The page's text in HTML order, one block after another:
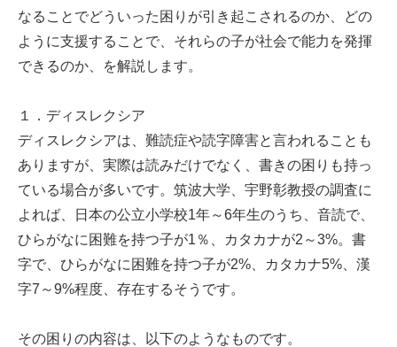
なることでどういった困りが引き起こされるのか、どの
ように支援することで、それらの子が社会で能力を発揮
できるのか、を解説します。
１．ディスレクシア
ディスレクシアは、難読症や読字障害と言われることも
ありますが、実際は読みだけでなく、書きの困りも持っ
ている場合が多いです。筑波大学、宇野彰教授の調査に
よれば、日本の公立小学校1年～6年生のうち、音読で、
ひらがなに困難を持つ子が1％、カタカナが2～3%。書
字で、ひらがなに困難を持つ子が2%、カタカナ5%、漢
字7～9%程度、存在するそうです。
その困りの内容は、以下のようなものです。